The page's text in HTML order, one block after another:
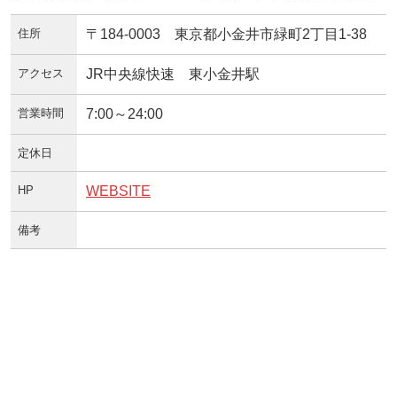
住所 〒184-0003 東京都小金井市緑町2丁目1-38
アクセス JR中央線快速 東小金井駅
営業時間 7:00～24:00
定休日
HP WEBSITE
備考